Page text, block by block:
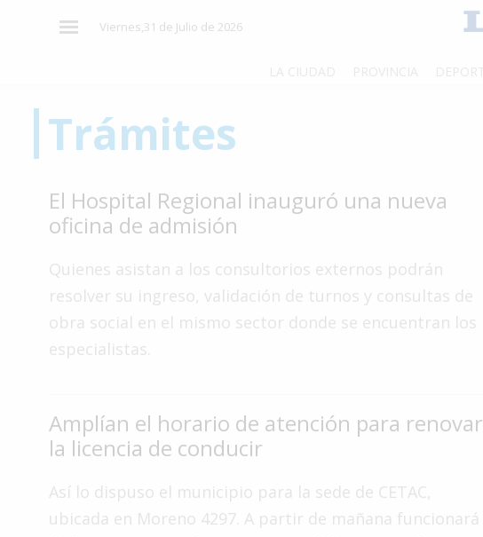
Viernes,31 de Julio de 2026
Mundo
Tecnología
Gastronomía
Interés
General
Ciudad
Deportes
Trámites
El Hospital Regional inauguró una nueva
oficina de admisión
Quienes asistan a los consultorios externos podrán
resolver su ingreso, validación de turnos y consultas de
obra social en el mismo sector donde se encuentran los
especialistas.
Amplían el horario de atención para renovar
la licencia de conducir
Así lo dispuso el municipio para la sede de CETAC,
ubicada en Moreno 4297. A partir de mañana funcionará